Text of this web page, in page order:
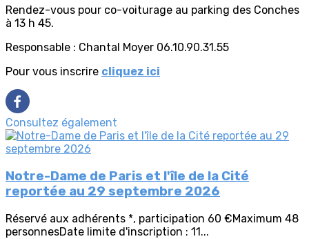
Rendez-vous pour co-voiturage au parking des Conches
à 13 h 45.
Responsable : Chantal Moyer 06.10.90.31.55
Pour vous inscrire cliquez ici
Consultez également
Notre-Dame de Paris et l'île de la Cité
reportée au 29 septembre 2026
Réservé aux adhérents *, participation 60 €Maximum 48
personnesDate limite d'inscription : 11...